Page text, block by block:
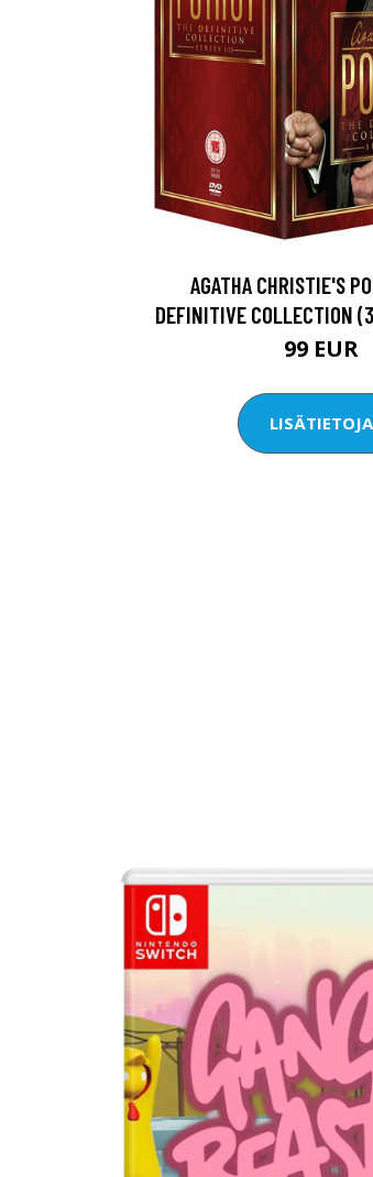
AGATHA CHRISTIE'S
DEFINITIVE COLLECTION
99 EUR
LISÄTIETOJA